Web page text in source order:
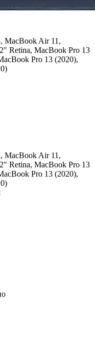
MacBook Air 11,
Retina, MacBook Pro 13
Pro 13 (2020),
MacBook Air 11,
Retina, MacBook Pro 13
Pro 13 (2020),